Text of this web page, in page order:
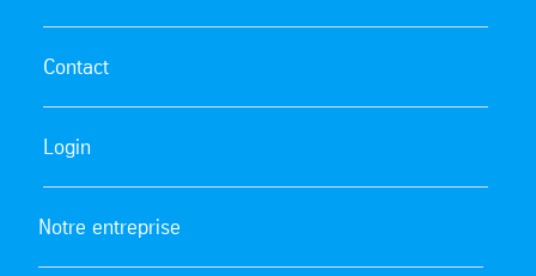
Contact
Login
Notre entreprise